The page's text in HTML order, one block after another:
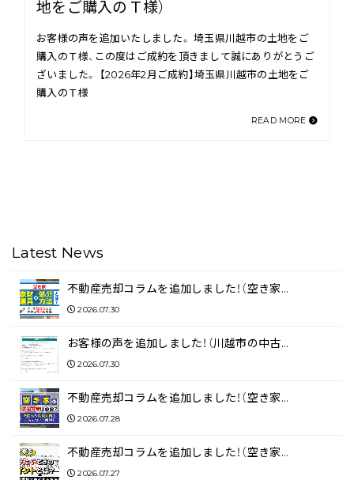
地をご購入のＴ様）
お客様の声を追加いたしました。 埼玉県川越市の土地をご
購入のＴ様、この度はご成約を頂きまして誠にありがとうご
ざいました。 【2026年2月ご成約】埼玉県川越市の土地をご
購入のＴ様
READ MORE
Latest News
不動産売却コラムを追加しました！（空き家…
2026.07.30
お客様の声を追加しました！（川越市の中古…
2026.07.30
不動産売却コラムを追加しました！（空き家…
2026.07.28
不動産売却コラムを追加しました！（空き家…
2026.07.27